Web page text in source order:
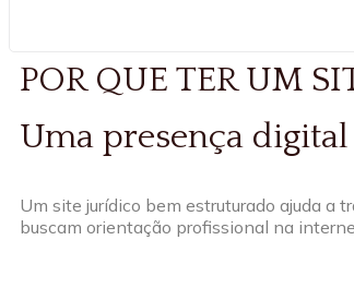
POR QUE TER UM
Uma presença
Um site jurídico bem estruturado ajuda a
buscam orientação profissional na